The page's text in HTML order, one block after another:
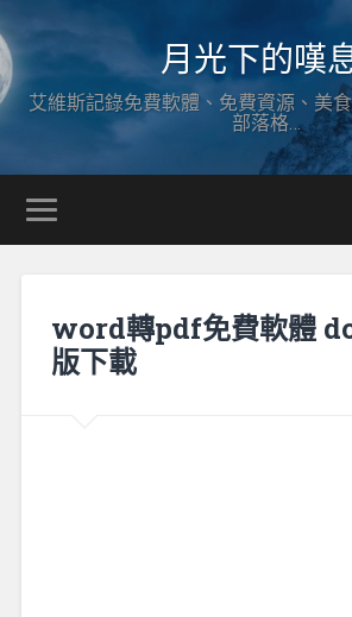
月光下的嘆
艾維斯記錄免費軟體、免費資源、美
部落格…
word轉pdf免費軟體
版下載